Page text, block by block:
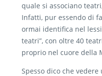
quale si associano
Infatti, pur essendo di
ormai identifica nel
teatri”, con oltre 40
proprio nel cuore della
Spesso dico che